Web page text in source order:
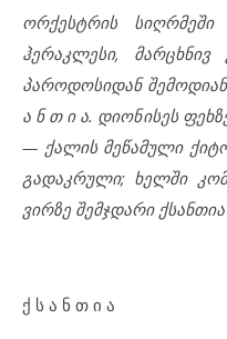
ორქესტრის
ჰერაკლესი,
პაროდოსიდან
ა ნ თ ი ა. დიონისეს
— ქალის მეწამული
გადაკრული; ხელში
ვირზე შემჯდარი
ქ ს ა ნ თ ი ა